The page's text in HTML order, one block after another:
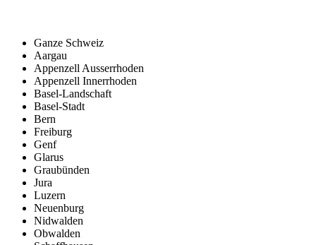
Ganze Schweiz
Aargau
Appenzell Ausserrhoden
Appenzell Innerrhoden
Basel-Landschaft
Basel-Stadt
Bern
Freiburg
Genf
Glarus
Graubünden
Jura
Luzern
Neuenburg
Nidwalden
Obwalden